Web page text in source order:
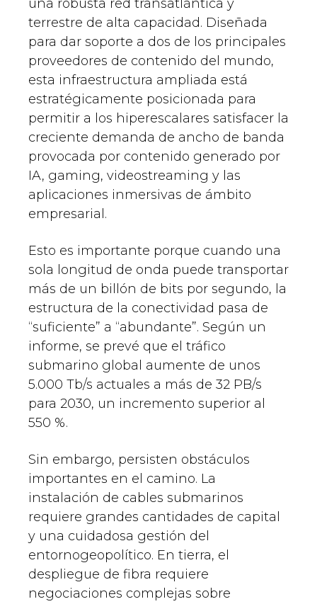
una robusta red transatlántica y
terrestre de alta capacidad. Diseñada
para dar soporte a dos de los principales
proveedores de contenido del mundo,
esta infraestructura ampliada está
estratégicamente posicionada para
permitir a los hiperescalares satisfacer la
creciente demanda de ancho de banda
provocada por contenido generado por
IA, gaming, videostreaming y las
aplicaciones inmersivas de ámbito
empresarial.
Esto es importante porque cuando una
sola longitud de onda puede transportar
más de un billón de bits por segundo, la
estructura de la conectividad pasa de
“suficiente” a “abundante”. Según un
informe, se prevé que el tráfico
submarino global aumente de unos
5.000 Tb/s actuales a más de 32 PB/s
para 2030, un incremento superior al
550 %.
Sin embargo, persisten obstáculos
importantes en el camino. La
instalación de cables submarinos
requiere grandes cantidades de capital
y una cuidadosa gestión del
entornogeopolítico. En tierra, el
despliegue de fibra requiere
negociaciones complejas sobre